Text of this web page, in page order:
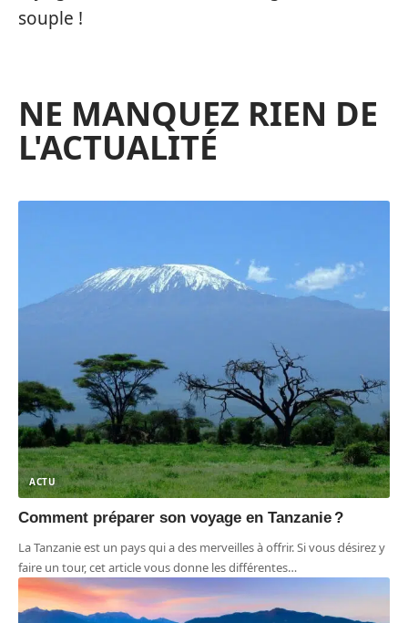
souple !
NE MANQUEZ RIEN DE
L'ACTUALITÉ
ACTU
Comment préparer son voyage en Tanzanie ?
La Tanzanie est un pays qui a des merveilles à offrir. Si vous désirez y
faire un tour, cet article vous donne les différentes…